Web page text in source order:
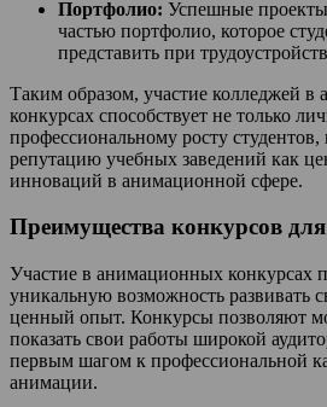
Портфолио: Успешные
частью портфолио, которое
представить при
Таким образом, участие колледжей
конкурсах способствует не только
профессиональному росту студентов,
репутацию учебных заведений как
инноваций в анимационной сфере.
Преимущества конкурсов для
Участие в анимационных конкурсах
уникальную возможность развивать
ценный опыт. Конкурсы позволяют
показать свои работы широкой
первым шагом к профессиональной
анимации.